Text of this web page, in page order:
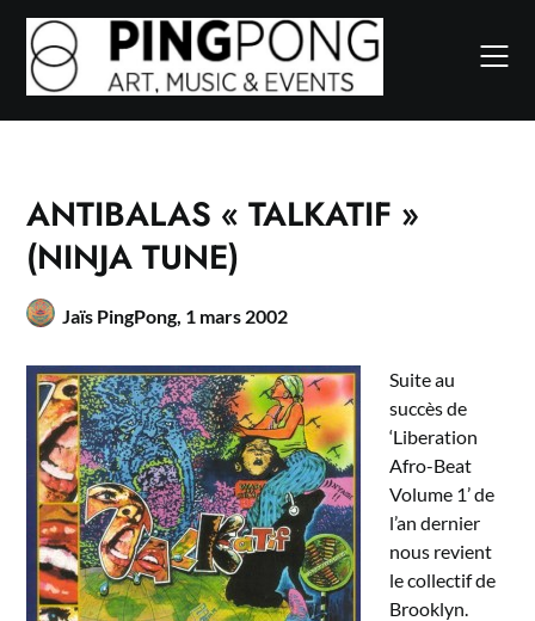
Skip
content
ANTIBALAS « TALKATIF »
(NINJA TUNE)
Jaïs PingPong, 1 mars 2002
Suite au
succès de
‘Liberation
Afro-Beat
Volume 1’ de
l’an dernier
nous revient
le collectif de
Brooklyn.